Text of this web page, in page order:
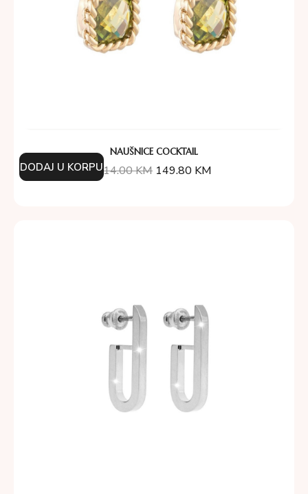
NAUŠNICE COCKTAIL
214.00KM 149.80 KM
DODAJ U KORPU